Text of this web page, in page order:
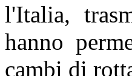
l'Italia,
hanno
cambi di